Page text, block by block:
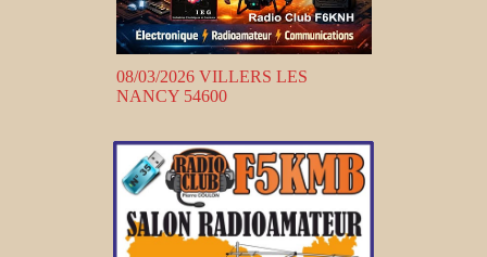
08/03/2026 VILLERS LES
NANCY 54600